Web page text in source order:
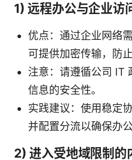
1) 远程办公与企业访
优点：通过企业网络
可提供加密传输，防
注意：请遵循公司 IT
信息的安全性。
实践建议：使用稳定
并配置分流以确保办
2) 进入受地域限制的